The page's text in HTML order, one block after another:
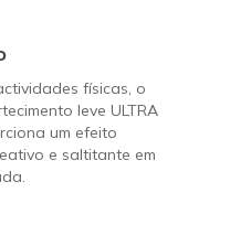
físicas, o
leve ULTRA
um efeito
e saltitante em